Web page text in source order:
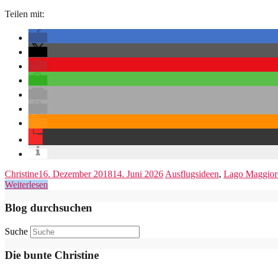
Teilen mit:
Christine16. Dezember 201814. Juni 2026 Ausflugsideen, Lago
Weiterlesen
Blog durchsuchen
Suche
Die bunte Christine